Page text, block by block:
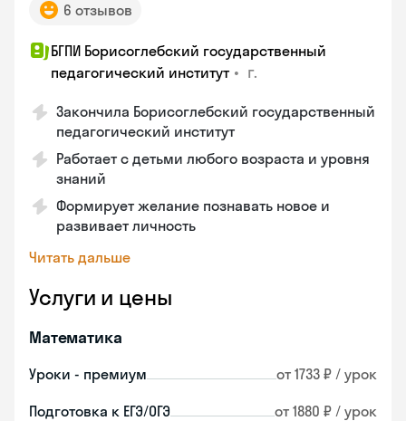
6 отзывов
БГПИ Борисоглебский государственный
педагогический институт • г.
Закончила Борисоглебский государственный
педагогический институт
Работает с детьми любого возраста и уровня
знаний
Формирует желание познавать новое и
развивает личность
Читать дальше
Услуги и цены
Математика
Уроки - премиум от 1733 ₽ / урок
Подготовка к ЕГЭ/ОГЭ от 1880 ₽ / урок